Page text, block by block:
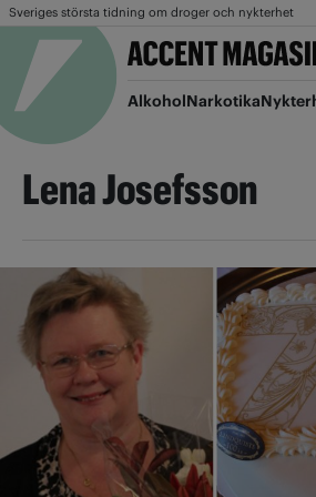
Sveriges största tidning om droger och nykterhet
AlkoholNarkotika
Lena Josefsson